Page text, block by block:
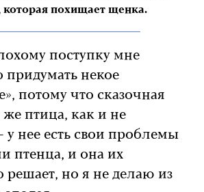
похищает щенка.
поступку мне
придумать некое
потому что сказочная
же птица, как и не
у нее есть свои проблемы
птенца, и она их
решает, но я не делаю из